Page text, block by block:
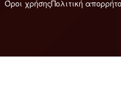
Όροι χρήσηςΠολιτική